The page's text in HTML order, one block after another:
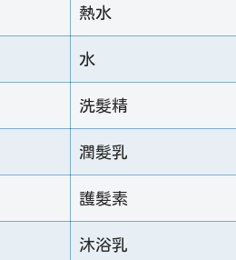
熱水
水
洗髮精
潤髮乳
護髮素
沐浴乳